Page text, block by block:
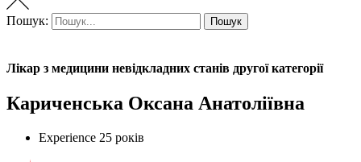
Пошук: Пошук
Лікар з медицини невідкладних станів другої категорії
Кариченська Оксана Анатоліївна
Experience 25 років